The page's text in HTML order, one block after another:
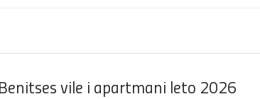
Benitses vile i apartmani leto 2026